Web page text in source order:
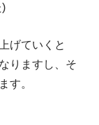
)
げていくと
りますし、そ
す。